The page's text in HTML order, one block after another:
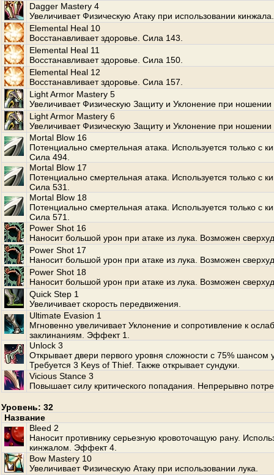
Dagger Mastery 4
Увеличивает Физическую Атаку при использовании кинжала.
Elemental Heal 10
Восстанавливает здоровье. Сила 143.
Elemental Heal 11
Восстанавливает здоровье. Сила 150.
Elemental Heal 12
Восстанавливает здоровье. Сила 157.
Light Armor Mastery 5
Увеличивает Физическую Защиту и Уклонение при ношении
Light Armor Mastery 6
Увеличивает Физическую Защиту и Уклонение при ношении
Mortal Blow 16
Потенциально смертельная атака. Используется только с
Сила 494.
Mortal Blow 17
Потенциально смертельная атака. Используется только с
Сила 531.
Mortal Blow 18
Потенциально смертельная атака. Используется только с
Сила 571.
Power Shot 16
Наносит большой урон при атаке из лука. Возможен
Power Shot 17
Наносит большой урон при атаке из лука. Возможен
Power Shot 18
Наносит большой урон при атаке из лука. Возможен
Quick Step 1
Увеличивает скорость передвижения.
Ultimate Evasion 1
Мгновенно увеличивает Уклонение и сопротивление к
заклинаниям. Эффект 1.
Unlock 3
Открывает двери первого уровня сложности с 75% шансом
Требуется 3 Keys of Thief. Также открывает сундуки.
Vicious Stance 3
Повышает силу критического попадания. Непрерывно
Уровень: 32
Название
Bleed 2
Наносит противнику серьезную кровоточащую рану.
кинжалом. Эффект 4.
Bow Mastery 10
Увеличивает Физическую Атаку при использовании лука.